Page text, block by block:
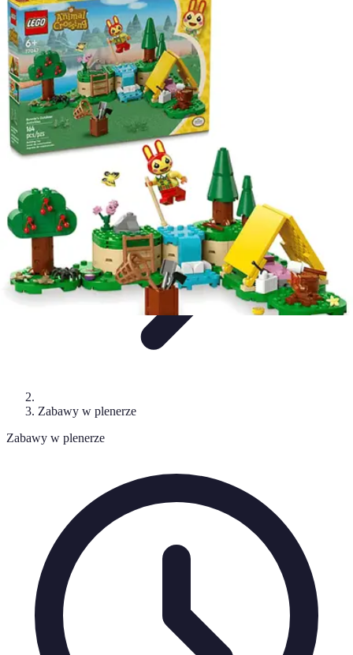
Zabawa i Rozrywka
Imprezy i Przyjęcia Zabawy dla dzieciZabawy na świeżym
powietrzuOrganizacja imprez Zabawy i Gry
Zabawa i Rozrywka
Zabawy w plenerze
Zabawy w plenerze